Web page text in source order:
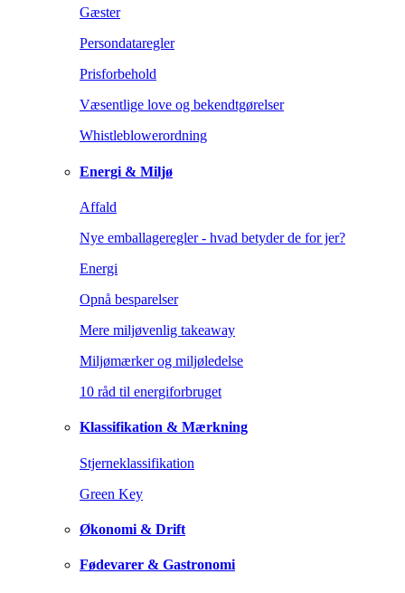
Gæster
Persondataregler
Prisforbehold
Væsentlige love og bekendtgørelser
Whistleblowerordning
Energi & Miljø
Affald
Nye emballageregler - hvad betyder de for jer?
Energi
Opnå besparelser
Mere miljøvenlig takeaway
Miljømærker og miljøledelse
10 råd til energiforbruget
Klassifikation & Mærkning
Stjerneklassifikation
Green Key
Økonomi & Drift
Fødevarer & Gastronomi